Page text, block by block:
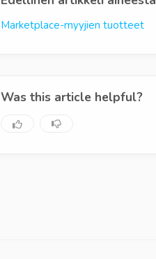
Marketplace-myyjien tuotteet
Was this article helpful?